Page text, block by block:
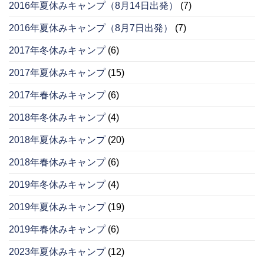
2016年夏休みキャンプ（8月14日出発） (7)
2016年夏休みキャンプ（8月7日出発） (7)
2017年冬休みキャンプ(6)
2017年夏休みキャンプ(15)
2017年春休みキャンプ(6)
2018年冬休みキャンプ(4)
2018年夏休みキャンプ(20)
2018年春休みキャンプ(6)
2019年冬休みキャンプ(4)
2019年夏休みキャンプ(19)
2019年春休みキャンプ(6)
2023年夏休みキャンプ(12)